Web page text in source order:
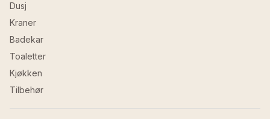
Dusj
Kraner
Badekar
Toaletter
Kjøkken
Tilbehør